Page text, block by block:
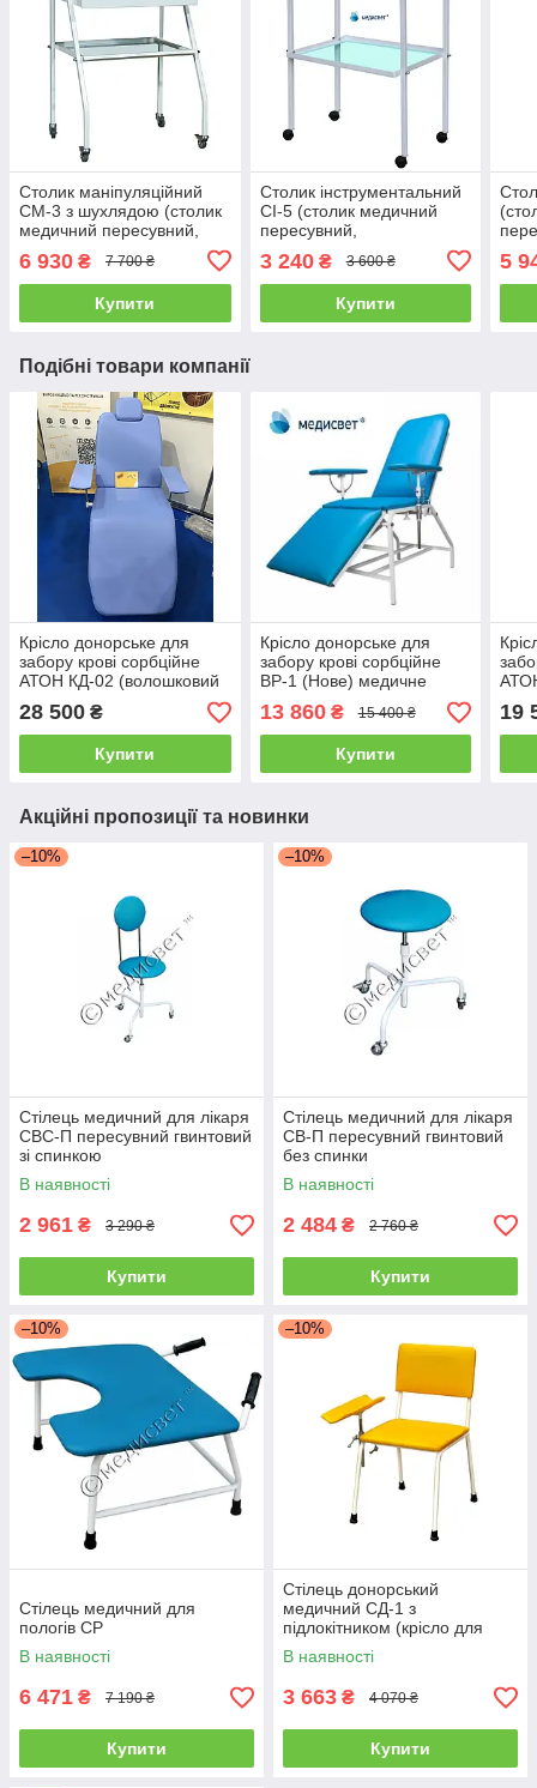
Столик маніпуляційний
СМ-3 з шухлядою (столик
медичний пересувний,
6 930 ₴ 7 700 ₴
Купити
Столик інструментальний
СІ-5 (столик медичний
пересувний,
3 240₴ 3 600 ₴
Купити
5
Подібні товари компанії
Крісло донорське для
забору крові сорбційне
АТОН КД-02 (волошковий
колір шкірзаму)
28 500 ₴
Купити
Крісло донорське для
забору крові сорбційне
ВР-1 (Нове) медичне
крісло
13 860₴ 15 400 ₴
Купити
19
Акційні пропозиції та новинки
–10%
Стілець медичний для лікаря
СВС-П пересувний гвинтовий
зі спинкою
В наявності
2 961 ₴ 3 290 ₴
Купити
–10%
Стілець медичний для лікаря
СВ-П пересувний гвинтовий
без спинки
В наявності
2 484 ₴ 2 760 ₴
Купити
–10%
Стілець медичний для
пологів СР
В наявності
6 471 ₴ 7 190 ₴
Купити
–10%
Стілець донорський
медичний СД-1 з
підлокітником (крісло для
забору крові стілець)
В наявності
3 663 ₴ 4 070 ₴
Купити